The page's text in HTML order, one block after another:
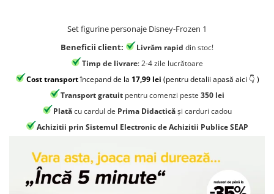
Jocuri invatat limba engleza
Jocuri Origami
Jocuri si jucarii educative
Jocuri STEAM
Jucarii interactive
Jucarii muzicale
Masinute si trenulete
Roboti de jucarie
Set figurine personaje Disney-Frozen 1
Beneficii client:
Livrăm rapid din stoc!
Timp de livrare: 2-4 zile lucrătoare
Cost transportîncepand de la 17,99 lei (pentru detalii apasă aici 👇 )
Transport gratuit pentru comenzi peste 350 lei
Platăcu cardul de Prima Didacticăși carduri cadou
Achizitii prin Sistemul Electronic de Achizitii Publice SEAP